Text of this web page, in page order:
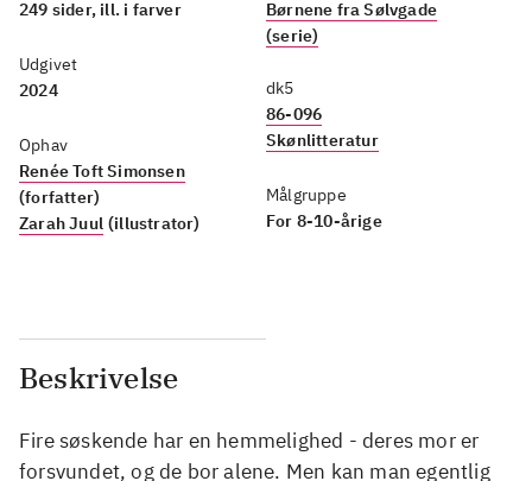
249 sider, ill. i farver
Udgivet
2024
Ophav
Renée Toft Simonsen
(forfatter)
Zarah Juul (illustrator)
Børnene fra Sølvgade
(serie)
dk5
86-096
Skønlitteratur
Målgruppe
For 8-10-årige
Beskrivelse
Fire søskende har en hemmelighed - deres mor er
forsvundet, og de bor alene. Men kan man egentlig